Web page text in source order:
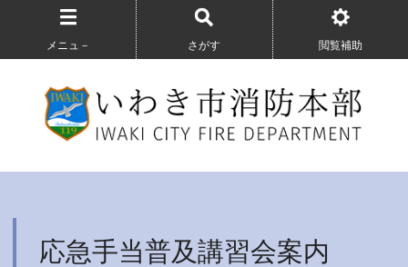
メニュ－ さがす 閲覧補助
応急手当普及講習会案内